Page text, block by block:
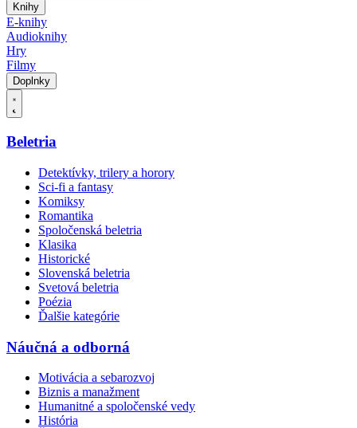
Knihy
E-knihy
Audioknihy
Hry
Filmy
Doplnky
Beletria
Detektívky, trilery a horory
Sci-fi a fantasy
Komiksy
Romantika
Spoločenská beletria
Klasika
Historické
Slovenská beletria
Svetová beletria
Poézia
Ďalšie kategórie
Náučná a odborná
Motivácia a sebarozvoj
Biznis a manažment
Humanitné a spoločenské vedy
História